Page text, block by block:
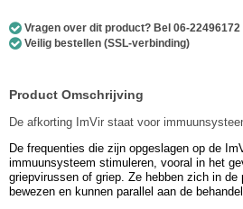
Vragen over dit product? Bel 06-22496172
Veilig bestellen (SSL-verbinding)
Product Omschrijving
De afkorting ImVir staat voor
De frequenties die zijn opgeslagen op de
immuunsysteem stimuleren, vooral in het
griepvirussen of griep. Ze hebben zich in de
bewezen en kunnen parallel aan de